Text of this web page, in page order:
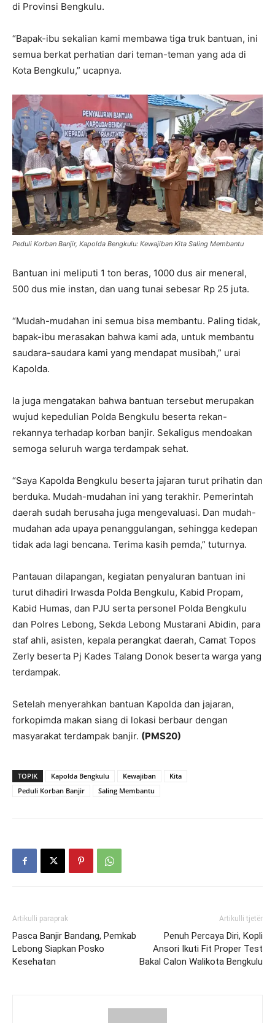
di Provinsi Bengkulu.
“Bapak-ibu sekalian kami membawa tiga truk bantuan, ini
semua berkat perhatian dari teman-teman yang ada di
Kota Bengkulu,” ucapnya.
Peduli Korban Banjir, Kapolda Bengkulu: Kewajiban Kita Saling Membantu
Bantuan ini meliputi 1 ton beras, 1000 dus air meneral,
500 dus mie instan, dan uang tunai sebesar Rp 25 juta.
“Mudah-mudahan ini semua bisa membantu. Paling tidak,
bapak-ibu merasakan bahwa kami ada, untuk membantu
saudara-saudara kami yang mendapat musibah,” urai
Kapolda.
Ia juga mengatakan bahwa bantuan tersebut merupakan
wujud kepedulian Polda Bengkulu beserta rekan-
rekannya terhadap korban banjir. Sekaligus mendoakan
semoga seluruh warga terdampak sehat.
“Saya Kapolda Bengkulu beserta jajaran turut prihatin dan
berduka. Mudah-mudahan ini yang terakhir. Pemerintah
daerah sudah berusaha juga mengevaluasi. Dan mudah-
mudahan ada upaya penanggulangan, sehingga kedepan
tidak ada lagi bencana. Terima kasih pemda,” tuturnya.
Pantauan dilapangan, kegiatan penyaluran bantuan ini
turut dihadiri Irwasda Polda Bengkulu, Kabid Propam,
Kabid Humas, dan PJU serta personel Polda Bengkulu
dan Polres Lebong, Sekda Lebong Mustarani Abidin, para
staf ahli, asisten, kepala perangkat daerah, Camat Topos
Zerly beserta Pj Kades Talang Donok beserta warga yang
terdampak.
Setelah menyerahkan bantuan Kapolda dan jajaran,
forkopimda makan siang di lokasi berbaur dengan
masyarakat terdampak banjir. (PMS20)
TOPIK Kapolda Bengkulu Kewajiban
Kita
Peduli Korban Banjir
Saling Membantu
Artikulli paraprak
Pasca Banjir Bandang, Pemkab
Lebong Siapkan Posko
Kesehatan
Artikulli tjetër
Penuh Percaya Diri, Kopli
Ansori Ikuti Fit Proper Test
Bakal Calon Walikota Bengkulu